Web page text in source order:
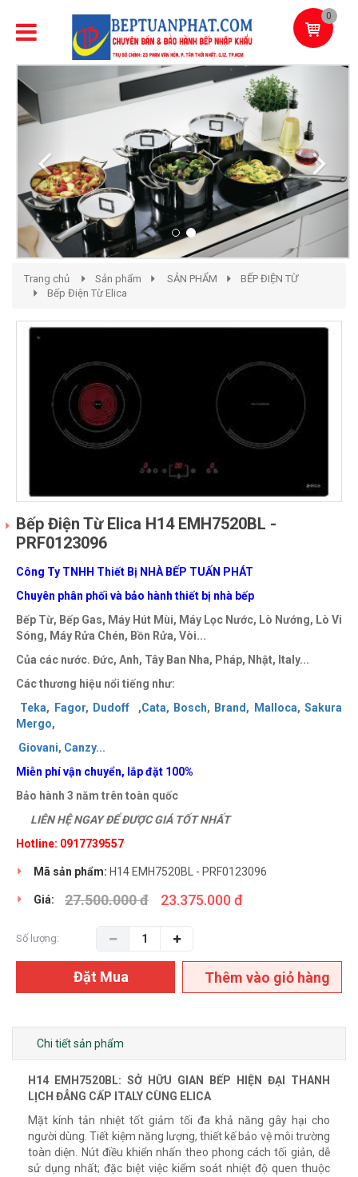
0
Previous
Trang chủ Sản phẩm SẢN PHẨM
BẾP ĐIỆN TỪ
Bếp Điện Từ Elica
Bếp Điện Từ Elica H14 EMH7520BL -
PRF0123096
Công Ty TNHH Thiết Bị NHÀ BẾP TUẤN PHÁT
Chuyên phân phối và bảo hành thiết bị nhà bếp
Bếp Từ, Bếp Gas, Máy Hút Mùi, Máy Lọc Nước, Lò Nướng, Lò Vi
Sóng, Máy Rửa Chén, Bồn Rửa, Vòi...
Của các nước. Đức, Anh, Tây Ban Nha, Pháp, Nhật, Italy...
Các thương hiệu nổi tiếng như:
Teka, Fagor, Dudoff ,Cata, Bosch, Brand, Malloca,Sakura
Mergo,
Giovani, Canzy...
Miễn phí vận chuyển, lắp đặt 100%
Bảo hành 3 năm trên toàn quốc
LIÊN HỆ NGAY ĐỂ ĐƯỢC GIÁ TỐT NHẤT
Hotline: 0917739557
Mã sản phẩm: H14 EMH7520BL - PRF0123096
Giá: 27.500.000 đ 23.375.000 đ
Số lượng:
Đặt Mua Thêm vào giỏ hàng
Chi tiết sản phẩm
H14 EMH7520BL: SỞ HỮU GIAN BẾP HIỆN ĐẠI THANH
LỊCH ĐẲNG CẤP ITALY CÙNG ELICA
Mặt kính tản nhiệt tốt giảm tối đa khả năng gây hại cho
người dùng. Tiết kiệm năng lượng, thiết kế bảo vệ môi trường
toàn diện. Nút điều khiển nhấn theo phong cách tối giản, dễ
sử dụng nhất; đặc biệt việc kiểm soát nhiệt độ quen thuộc